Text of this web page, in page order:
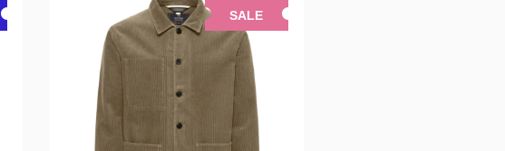
SALE